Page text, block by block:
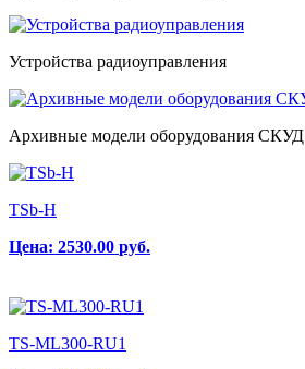
Устройства радиоуправления
Архивные модели оборудования СКУД
TSb-H
Цена: 2530.00 руб.
TS-ML300-RU1